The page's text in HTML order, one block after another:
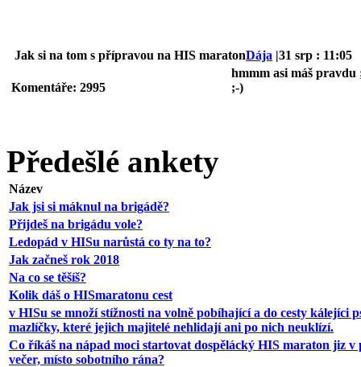
Jak si na tom s přípravou na HIS maratonDája |31 srp : 11:05
Komentáře: 2995
hmmm asi máš pravdu
;-)
Předešlé ankety
Název
Jak jsi si máknul na brigádě?
Přijdeš na brigádu vole?
Ledopád v HISu narůstá co ty na to?
Jak začneš rok 2018
Na co se těšíš?
Kolik dáš o HISmaratonu cest
v HISu se množí stížnosti na volně pobíhající a do cesty kálejíci
mazlíčky, které jejich majitelé nehlidají ani po nich neuklízí.
Co říkáš na nápad moci startovat dospělácký HIS maraton jiz v
večer, místo sobotního rána?